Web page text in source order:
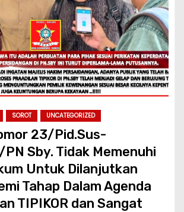
SOROT UNCATEGORIZED
23/Pid.Sus-
Sby. Tidak Memenuhi
Untuk Dilanjutkan
Tahap Dalam Agenda
TIPIKOR dan Sangat